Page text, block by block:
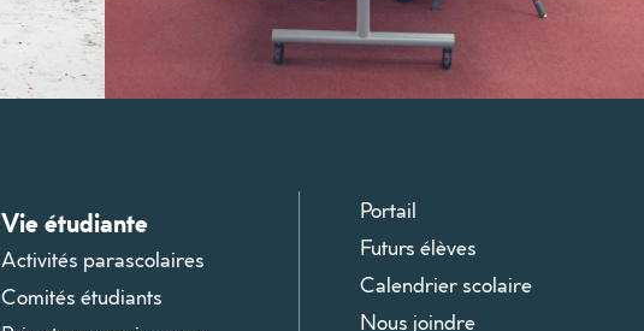
Vie étudiante
Activités parascolaires
Comités étudiants
Portail
Futurs élèves
Calendrier scolaire
Nous joindre